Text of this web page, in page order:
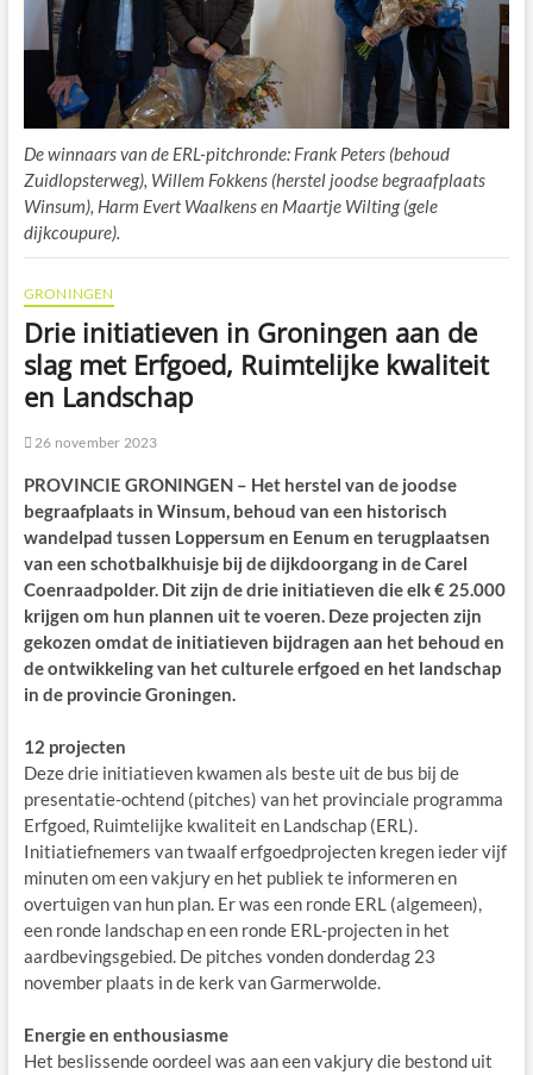
De winnaars van de ERL-pitchronde: Frank Peters (behoud
Zuidlopsterweg), Willem Fokkens (herstel joodse begraafplaats
Winsum), Harm Evert Waalkens en Maartje Wilting (gele
dijkcoupure).
GRONINGEN
Drie initiatieven in Groningen aan de
slag met Erfgoed, Ruimtelijke kwaliteit
en Landschap
26 november 2023
PROVINCIE GRONINGEN – Het herstel van de joodse
begraafplaats in Winsum, behoud van een historisch
wandelpad tussen Loppersum en Eenum en terugplaatsen
van een schotbalkhuisje bij de dijkdoorgang in de Carel
Coenraadpolder. Dit zijn de drie initiatieven die elk € 25.000
krijgen om hun plannen uit te voeren. Deze projecten zijn
gekozen omdat de initiatieven bijdragen aan het behoud en
de ontwikkeling van het culturele erfgoed en het landschap
in de provincie Groningen.
12 projecten
Deze drie initiatieven kwamen als beste uit de bus bij de
presentatie-ochtend (pitches) van het provinciale programma
Erfgoed, Ruimtelijke kwaliteit en Landschap (ERL).
Initiatiefnemers van twaalf erfgoedprojecten kregen ieder vijf
minuten om een vakjury en het publiek te informeren en
overtuigen van hun plan. Er was een ronde ERL (algemeen),
een ronde landschap en een ronde ERL-projecten in het
aardbevingsgebied. De pitches vonden donderdag 23
november plaats in de kerk van Garmerwolde.
Energie en enthousiasme
Het beslissende oordeel was aan een vakjury die bestond uit